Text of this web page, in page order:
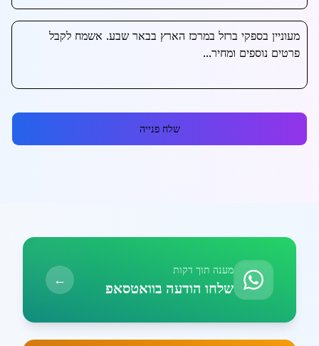
שלח פנייה
מענה תוך דקות
שלחו הודעה בוואטסאפ ←